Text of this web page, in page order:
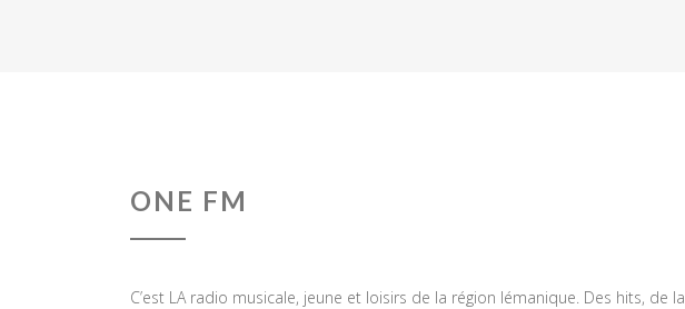
ONE FM
C’est LA radio musicale, jeune et loisirs de la région lémanique. Des hits, de la